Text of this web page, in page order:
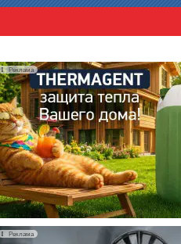
Реклама
Реклама